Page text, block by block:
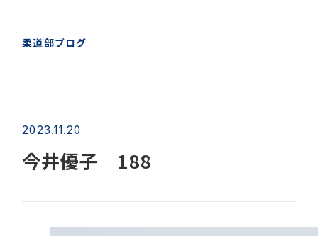
柔道部ブログ
2023.11.20
今井優子 188